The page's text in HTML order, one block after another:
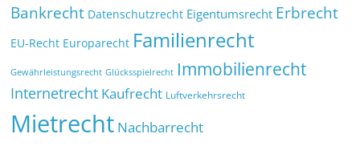
Bankrecht Datenschutzrecht Eigentumsrecht Erbrecht
EU-Recht Europarecht Familienrecht
Gewährleistungsrecht Glücksspielrecht Immobilienrecht
Internetrecht Kaufrecht Luftverkehrsrecht
Mietrecht Nachbarrecht